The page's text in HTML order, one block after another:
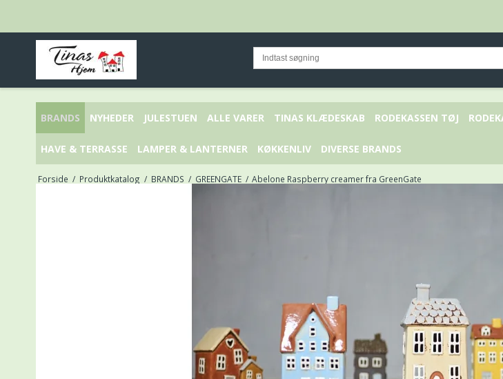
BRANDS NYHEDER JULESTUEN ALLE VARER TINAS KLÆDESKAB RODEKASSEN TØJ
HAVE & TERRASSE LAMPER & LANTERNER KØKKENLIV DIVERSE BRANDS
Forside / Produktkatalog / BRANDS / GREENGATE / Abelone Raspberry creamer fra GreenGate